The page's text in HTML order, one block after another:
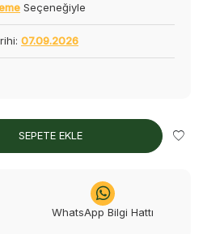
Seçeneğiyle
07.09.2026
SEPETE EKLE
WhatsApp Bilgi Hattı